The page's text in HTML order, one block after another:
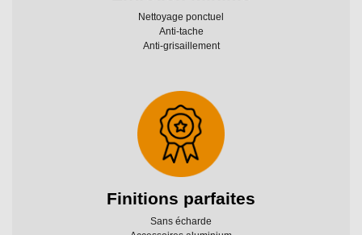
Nettoyage ponctuel
Anti-tache
Anti-grisaillement